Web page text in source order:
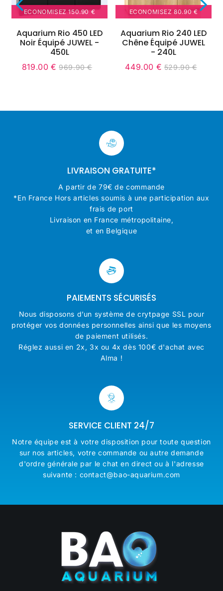
ECONOMISEZ 150.90 €
Aquarium Rio 450 LED
Noir Équipé JUWEL -
450L
Prix
819.00 € 819.00
Prix
969.90 €
ECONOMISEZ 80.90 €
Aquarium Rio 240 LED
Chêne Équipé JUWEL
- 240L
Prix
449.00 € 449.00
Prix
529.90 €529.90
LIVRAISON GRATUITE*
A partir de 79€ de commande
*En France Hors articles soumis à une participation aux
frais de port
Livraison en France métropolitaine,
et en Belgique
PAIEMENTS SÉCURISÉS
Nous disposons d’un système de crytpage SSL pour
protéger vos données personnelles ainsi que les moyens
de paiement utilisés.
Réglez aussi en 2x, 3x ou 4x dès 100€ d'achat avec
Alma !
SERVICE CLIENT 24/7
Notre équipe est à votre disposition pour toute question
sur nos articles, votre commande ou autre demande
d'ordre générale par le chat en direct ou à l'adresse
suivante : contact@bao-aquarium.com